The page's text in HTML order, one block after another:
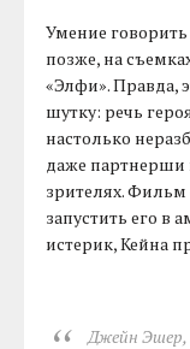
Умение
позже, на
«Элфи». Правда,
шутку: речь
настолько
даже партнерши
зрителях.
запустить его в
истерик, Кейна
Джейн Эшер,